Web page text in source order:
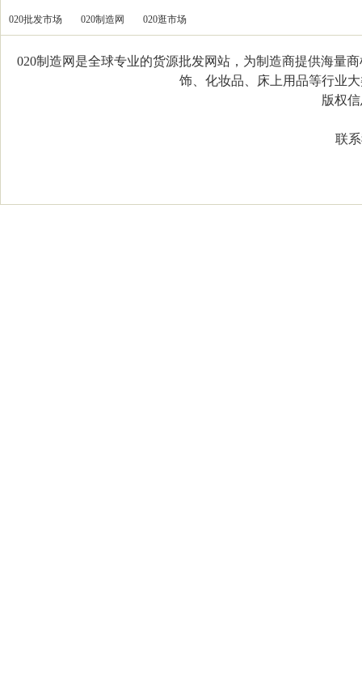
020批发市场 020制造网 020逛市场
020制造网是全球专业的货源批发网站，为制造商提供海量
饰、化妆品、床上用品等行业
版权信
联